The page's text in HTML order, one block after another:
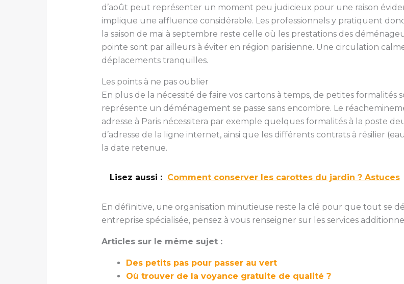
d’août peut représenter un moment peu judicieux pour une raison
implique une affluence considérable. Les professionnels y pratiquent
la saison de mai à septembre reste celle où les prestations des
pointe sont par ailleurs à éviter en région parisienne. Une circulation
déplacements tranquilles.
Les points à ne pas oublier
En plus de la nécessité de faire vos cartons à temps, de petites
représente un déménagement se passe sans encombre. Le
adresse à Paris nécessitera par exemple quelques formalités à la poste
d’adresse de la ligne internet, ainsi que les différents contrats à résilier
la date retenue.
Lisez aussi : Comment conserver les carottes du jardin ? Astuces
En définitive, une organisation minutieuse reste la clé pour que tout se
entreprise spécialisée, pensez à vous renseigner sur les services
Articles sur le même sujet :
Des petits pas pour passer au vert
Où trouver de la voyance gratuite de qualité ?